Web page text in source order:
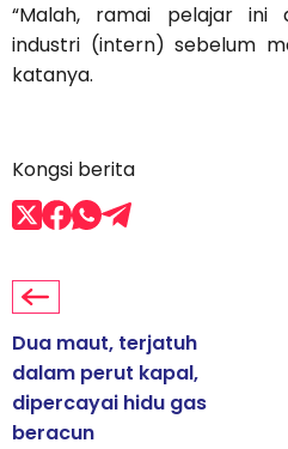
“Malah, ramai pelajar ini
industri (intern) sebelum
katanya.
Kongsi berita
Dua maut, terjatuh
dalam perut kapal,
dipercayai hidu gas
beracun